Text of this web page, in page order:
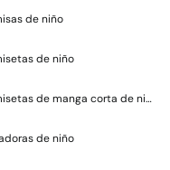
de niño
de niño
de manga corta de niño
de niño